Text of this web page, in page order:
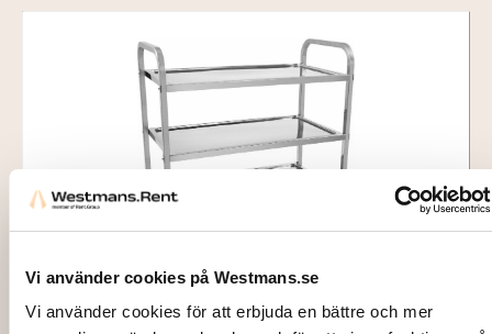
Vi använder cookies på Westmans.se
Vi använder cookies för att erbjuda en bättre och mer
3113
VAGN, Servering, rf med 3 hyllplan